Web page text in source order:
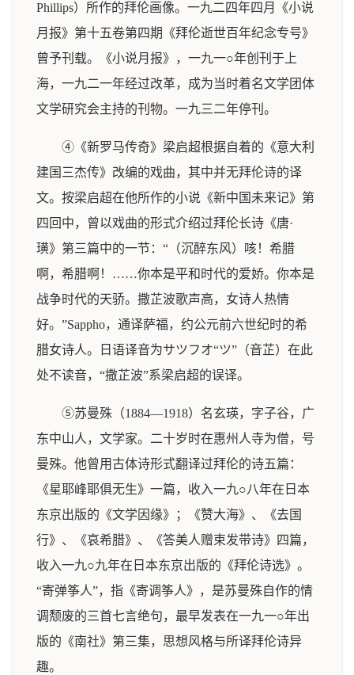
Phillips）所作的拜伦画像。一九二四年四月《小说
月报》第十五卷第四期《拜伦逝世百年纪念专号》
曾予刊载。《小说月报》，一九一○年创刊于上
海，一九二一年经过改革，成为当时着名文学团体
文学研究会主持的刊物。一九三二年停刊。
④《新罗马传奇》梁启超根据自着的《意大利
建国三杰传》改编的戏曲，其中并无拜伦诗的译
文。按梁启超在他所作的小说《新中国未来记》第
四回中，曾以戏曲的形式介绍过拜伦长诗《唐·
璜》第三篇中的一节：“（沉醉东风）咳！希腊
啊，希腊啊！……你本是平和时代的爱娇。你本是
战争时代的天骄。撒芷波歌声高，女诗人热情
好。”Sappho，通译萨福，约公元前六世纪时的希
腊女诗人。日语译音为サツフオ“ツ”（音芷）在此
处不读音，“撒芷波”系梁启超的误译。
⑤苏曼殊（1884—1918）名玄瑛，字子谷，广
东中山人，文学家。二十岁时在惠州人寺为僧，号
曼殊。他曾用古体诗形式翻译过拜伦的诗五篇：
《星耶峰耶俱无生》一篇，收入一九○八年在日本
东京出版的《文学因缘》；《赞大海》、《去国
行》、《哀希腊》、《答美人赠束发带诗》四篇，
收入一九○九年在日本东京出版的《拜伦诗选》。
“寄弹筝人”，指《寄调筝人》，是苏曼殊自作的情
调颓废的三首七言绝句，最早发表在一九一○年出
版的《南社》第三集，思想风格与所译拜伦诗异
趣。